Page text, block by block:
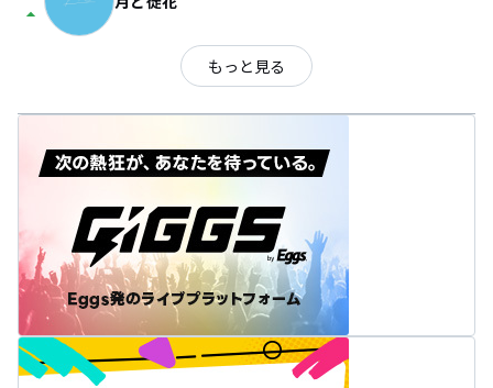
arrow_drop_up
もっと見る